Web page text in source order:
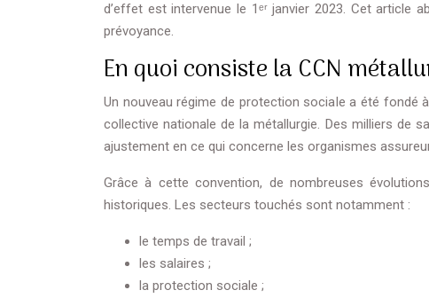
d’effet est intervenue le 1ᵉʳ janvier 2023. Cet article
prévoyance.
En quoi consiste la CCN
Un nouveau régime de protection sociale a été fondé
collective nationale de la métallurgie. Des milliers de
ajustement en ce qui concerne les organismes
Grâce à cette convention, de nombreuses
historiques. Les secteurs touchés sont notamment :
le temps de travail ;
les salaires ;
la protection sociale ;